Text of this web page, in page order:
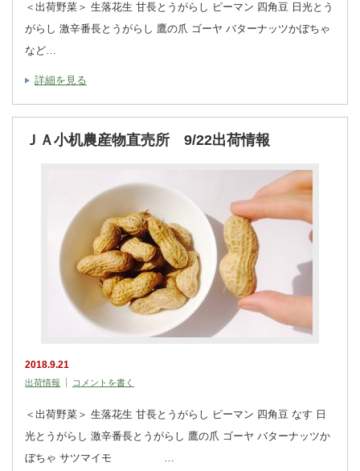
＜出荷野菜＞ 生落花生 甘長とうがらし ピーマン 四角豆 日光とう
がらし 激辛番長とうがらし 鷹の爪 ゴーヤ バターナッツかぼちゃ
など…
詳細を見る
ＪＡ小机農産物直売所 9/22出荷情報
2018.9.21
出荷情報 コメントを書く
＜出荷野菜＞ 生落花生 甘長とうがらし ピーマン 四角豆 なす 日
光とうがらし 激辛番長とうがらし 鷹の爪 ゴーヤ バターナッツか
ぼちゃ サツマイモ …